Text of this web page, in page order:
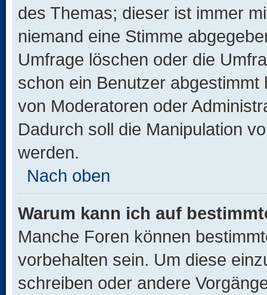
des Themas; dieser ist immer
niemand eine Stimme
Umfrage löschen oder die
schon ein Benutzer
von Moderatoren oder
Dadurch soll die Manipulation
werden.
Nach oben
Warum kann ich auf
Manche Foren können
vorbehalten sein. Um diese
schreiben oder andere